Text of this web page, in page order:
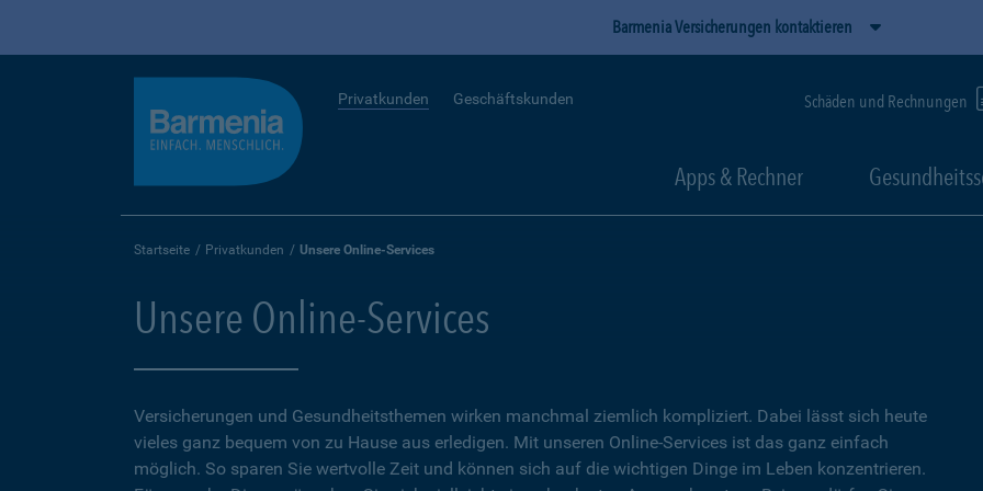
Barmenia Versicherungen kontaktieren
Privatkunden Geschäftskunden Schäden und Rechnungen
Apps & Rechner
Startseite Privatkunden Unsere Online-Services
Unsere Online-Services
Versicherungen und Gesundheitsthemen wirken manchmal ziemlich kompliziert. Dabei lässt sich heute
vieles ganz bequem von zu Hause aus erledigen. Mit unseren Online-Services ist das ganz einfach
möglich. So sparen Sie wertvolle Zeit und können sich auf die wichtigen Dinge im Leben konzentrieren.